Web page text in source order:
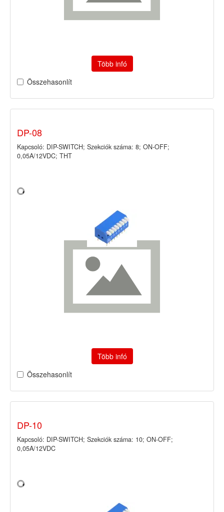
Több infó
Összehasonlít
DP-08
Kapcsoló: DIP-SWITCH; Szekciók száma: 8; ON-OFF;
0,05A/12VDC; THT
Több infó
Összehasonlít
DP-10
Kapcsoló: DIP-SWITCH; Szekciók száma: 10; ON-OFF;
0,05A/12VDC